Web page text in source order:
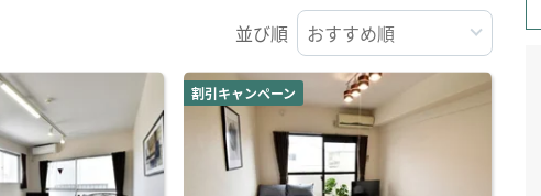
並び順
割引キャンペーン